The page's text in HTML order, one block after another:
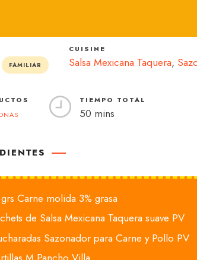
FAMILIAR
CUISINE
Salsa Mexicana Taquera,
TIEMPO TOTAL
50 mins
grs Carne molida 3% grasa
de Salsa Mexicana Taquera suave PV
Sazonador para Carne y Pollo PV